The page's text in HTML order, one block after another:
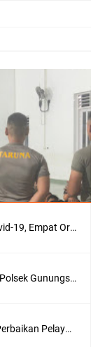
Telusuri Kontak Erat Dengan Pasien Covid-19, Empat Orang di Desa Kedaro Sekotong Dirapid
Tim URC Polresta Bersma Unit Reskrim Polsek Gunungsari Tangkap Pelaku Curanmor
Dialog Publik GAKADA BIDOM , Bahas Perbaikan Pelayanan Medis di NTB